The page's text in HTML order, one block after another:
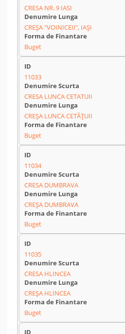
CRESA NR. 9 IASI
CREȘA "VOINICEII", IAȘI
Buget
11033
CRESA LUNCA CETATUII
CREȘA LUNCA CETĂȚUII
Buget
11034
CRESA DUMBRAVA
CREȘA DUMBRAVA
Buget
11035
CRESA HLINCEA
CREȘA HLINCEA
Buget